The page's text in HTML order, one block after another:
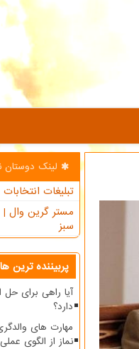
لینک دوستان
تبلیغات
مستر گرین وال |
سبز
پربیننده ترین ها
آیا راهی برای حل
دارد؟
مهارت های
نماز از الگوی